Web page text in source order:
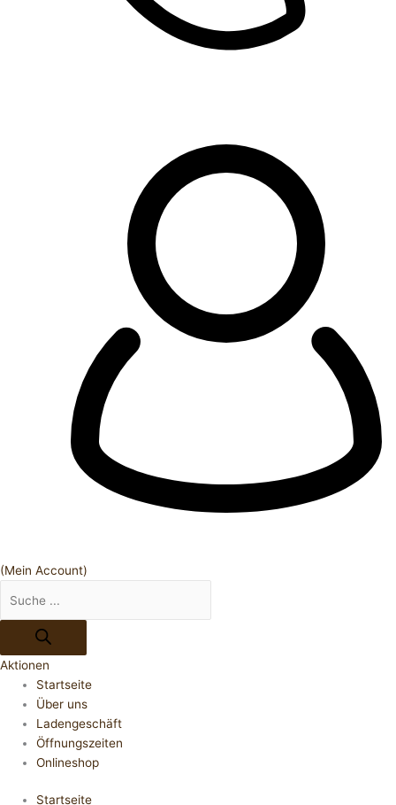
(Mein Account)
Aktionen
Startseite
Über uns
Ladengeschäft
Öffnungszeiten
Onlineshop
Startseite